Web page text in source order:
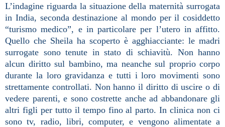
L’indagine riguarda la situazione della maternità surrogata
in India, seconda destinazione al mondo per il cosiddetto
“turismo medico”, e in particolare per l’utero in affitto.
Quello che Sheila ha scoperto è agghiacciante: le madri
surrogate sono tenute in stato di schiavitù. Non hanno
alcun diritto sul bambino, ma neanche sul proprio corpo
durante la loro gravidanza e tutti i loro movimenti sono
strettamente controllati. Non hanno il diritto di uscire o di
vedere parenti, e sono costrette anche ad abbandonare gli
altri figli per tutto il tempo fino al parto. In clinica non ci
sono tv, radio, libri, computer, e vengono alimentate a